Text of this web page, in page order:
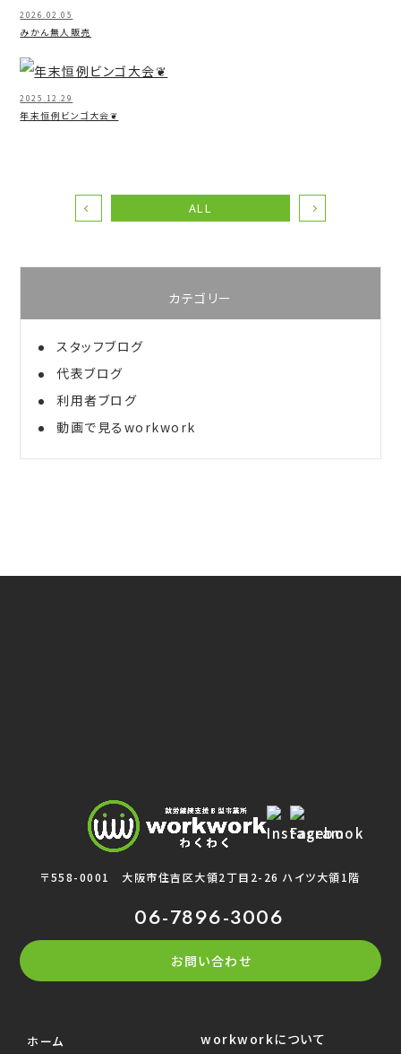
2026.02.05
みかん無人販売
2025.12.29
年末恒例ビンゴ大会❦
ALL
カテゴリー
スタッフブログ
代表ブログ
利用者ブログ
動画で見るworkwork
〒558-0001 大阪市住吉区大領2丁目2-26 ハイツ大領1階
06-7896-3006
お問い合わせ
ホーム workworkについて